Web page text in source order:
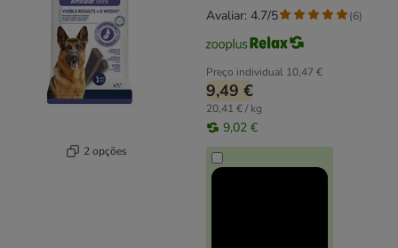
2 opções
Preço individual 10,47 €
9,49 €
20,41 € / kg
9,02 €
Avaliar: 4.7/5 (6)